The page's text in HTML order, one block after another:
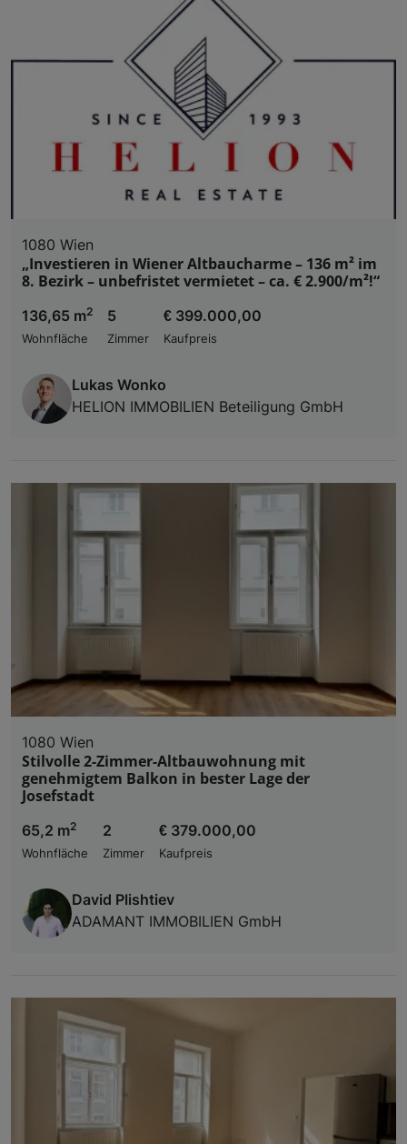
1080 Wien
„Investieren in Wiener Altbaucharme – 136 m² im
8. Bezirk – unbefristet vermietet – ca. € 2.900/m²!“
136,65 m2
Wohnfläche
5
Zimmer
€ 399.000,00
Kaufpreis
Lukas Wonko
HELION IMMOBILIEN Beteiligung GmbH
1080 Wien
Stilvolle 2-Zimmer-Altbauwohnung mit
genehmigtem Balkon in bester Lage der
Josefstadt
65,2 m2
Wohnfläche
2
Zimmer
€ 379.000,00
Kaufpreis
David Plishtiev
ADAMANT IMMOBILIEN GmbH